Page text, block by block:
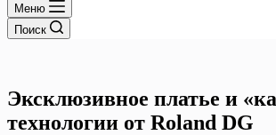
Меню
Поиск
Эксклюзивное платье и
технологии от Roland DG